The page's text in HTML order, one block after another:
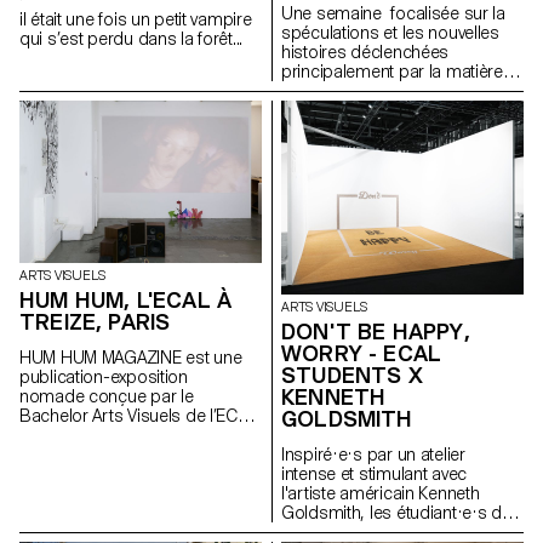
il était une fois un petit vampire
qui s’est perdu dans la forêt...
Une semaine focalisée sur la
spéculations et les nouvelles
histoires déclenchées
principalement par la matière
avec l'artiste Una Szeemann.
Les étudiant.exs ont orienté
leurs réflexions sur le pouvoir
des objets, du point de vue de
oriented ontology, de la
ARTS VISUELS
HUM HUM, L'ECAL À
TREIZE, PARIS
HUM HUM MAGAZINE est une
publication-exposition
nomade conçue par le
Bachelor Arts Visuels de l’ECAL
Bachelor Arts Visuels comme
ARTS VISUELS
DON'T BE HAPPY,
WORRY - ECAL
STUDENTS X
KENNETH
GOLDSMITH
Inspiré·e·s par un atelier
intense et stimulant avec
l'artiste américain Kenneth
Goldsmith, les étudiant·e·s du
Bachelor Arts Visuels ont